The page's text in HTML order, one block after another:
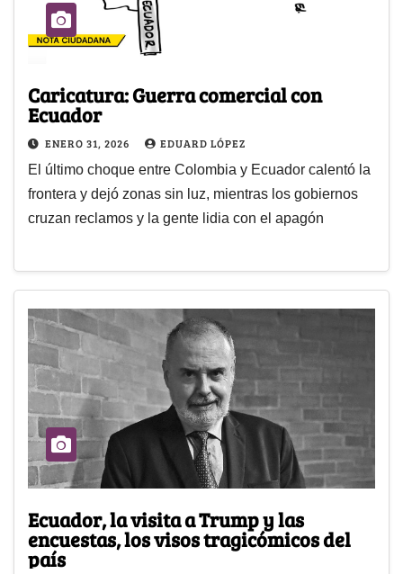
Caricatura: Guerra comercial con
Ecuador
ENERO 31, 2026 EDUARD LÓPEZ
El último choque entre Colombia y Ecuador calentó la
frontera y dejó zonas sin luz, mientras los gobiernos
cruzan reclamos y la gente lidia con el apagón
Ecuador, la visita a Trump y las
encuestas, los visos tragicómicos del
país